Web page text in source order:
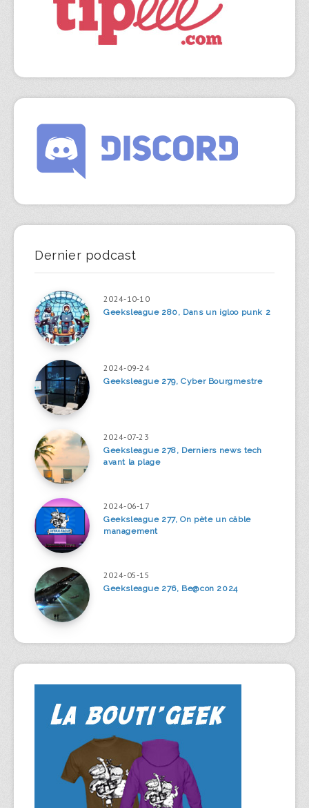
Dernier podcast
2024-10-10
Geeksleague 280, Dans un igloo punk 2
2024-09-24
Geeksleague 279, Cyber Bourgmestre
2024-07-23
Geeksleague 278, Derniers news tech
avant la plage
2024-06-17
Geeksleague 277, On pète un câble
management
2024-05-15
Geeksleague 276, Be@con 2024